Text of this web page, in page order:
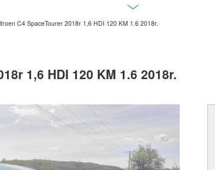
C4 SpaceTourer 2018r 1,6 HDI 120 KM 1.6 2018r.
1,6 HDI 120 KM 1.6 2018r.